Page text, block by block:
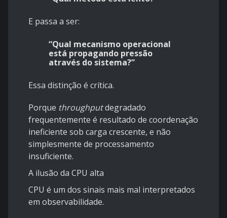
E passa a ser:
“Qual mecanismo operacional
está propagando pressão
através do sistema?”
Essa distinção é crítica.
Porque throughputdegradado
frequentemente é resultado de coordenação
ineficiente sob carga crescente, e não
simplesmente de processamento
insuficiente.
A ilusão da CPU alta
CPU é um dos sinais mais mal interpretados
em observabilidade.